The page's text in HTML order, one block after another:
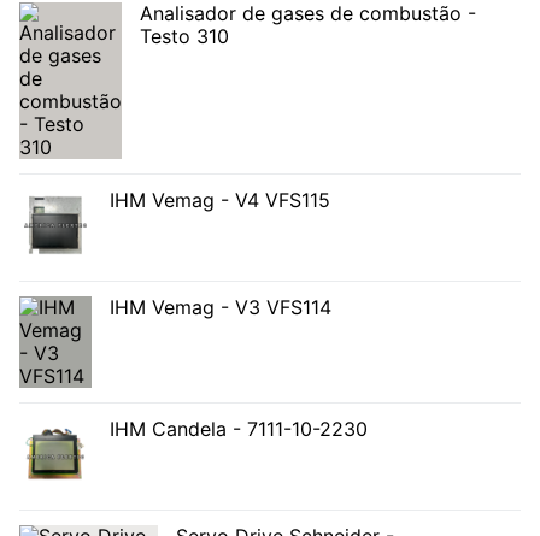
Analisador de gases de combustão -
Testo 310
IHM Vemag - V4 VFS115
IHM Vemag - V3 VFS114
IHM Candela - 7111-10-2230